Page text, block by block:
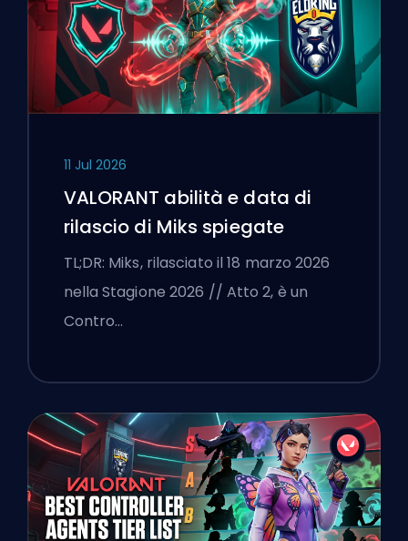
11 Jul 2026
VALORANT abilità e data di
rilascio di Miks spiegate
TL;DR: Miks, rilasciato il 18 marzo 2026
nella Stagione 2026 // Atto 2, è un
Contro…